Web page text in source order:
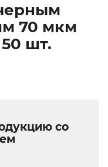
70 мкм
шт.
со